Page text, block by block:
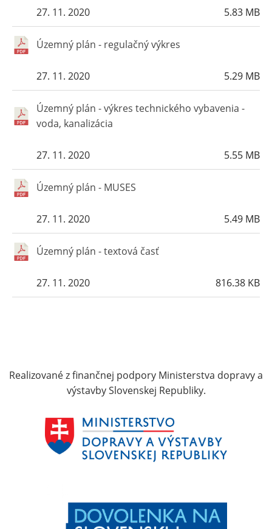
5.83 MB
27. 11. 2020
Územný plán - regulačný výkres
5.29 MB
27. 11. 2020
Územný plán - výkres technického vybavenia -
voda, kanalizácia
5.55 MB
27. 11. 2020
Územný plán - MUSES
5.49 MB
27. 11. 2020
Územný plán - textová časť
816.38 KB
27. 11. 2020
Realizované z finančnej podpory Ministerstva dopravy a
výstavby Slovenskej Republiky.